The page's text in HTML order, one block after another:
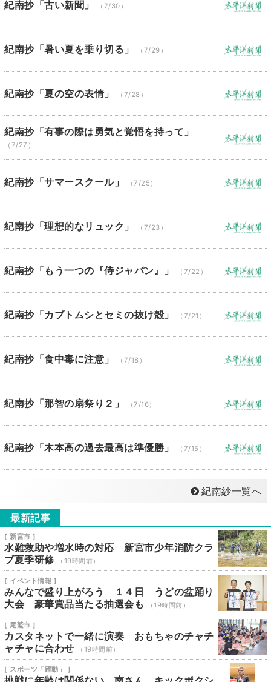
紀南抄「古い新聞」 （7/30）
紀南抄「暑い夏を乗り切る」 （7/29）
紀南抄「夏の空の表情」 （7/28）
紀南抄「有事の際は勇気と覚悟を持って」
（7/27）
紀南抄「サマースクール」 （7/25）
紀南抄「理想的なリュック」 （7/23）
紀南抄「もう一つの『侍ジャパン』」 （7/22）
紀南抄「カブトムシとセミの抜け殻」 （7/21）
紀南抄「食中毒に注意」 （7/18）
紀南抄「那智の扇祭り２」 （7/16）
紀南抄「木本高の過去最高は準優勝」 （7/15）
紀南紗一覧へ
最新記事
[ 新宮市 ]
水難救助や増水時の対応 新宮市少年消防クラ
ブ夏季研修
（19時間前）
[ イベント情報 ]
みんなで盛り上がろう １４日 うどの盆踊り
大会 豪華賞品当たる抽選会も
（19時間前）
[ 尾鷲市 ]
カスタネットで一緒に演奏 おもちゃのチャチ
ャチャに合わせ
（19時間前）
[ スポーツ「躍動」 ]